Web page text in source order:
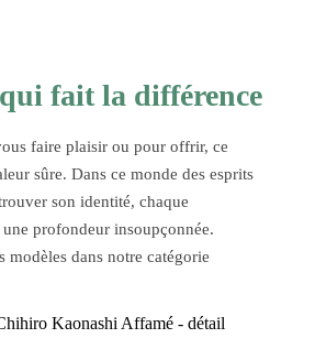
fait la différence
faire plaisir ou pour offrir, ce
sûre. Dans ce monde des esprits
son identité, chaque
une profondeur insoupçonnée.
modèles dans notre catégorie